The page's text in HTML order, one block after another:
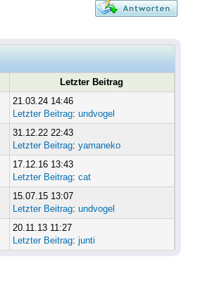
Letzter Beitrag
21.03.24 14:46
Letzter Beitrag: undvogel
31.12.22 22:43
Letzter Beitrag: yamaneko
17.12.16 13:43
Letzter Beitrag: cat
15.07.15 13:07
Letzter Beitrag: undvogel
20.11.13 11:27
Letzter Beitrag: junti